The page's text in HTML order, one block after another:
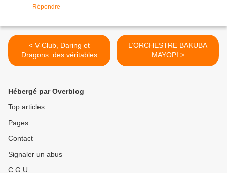
Répondre
< V-Club, Daring et
Dragons: des véritables
familles sportives
L’ORCHESTRE BAKUBA
MAYOPI >
Hébergé par Overblog
Top articles
Pages
Contact
Signaler un abus
C.G.U.